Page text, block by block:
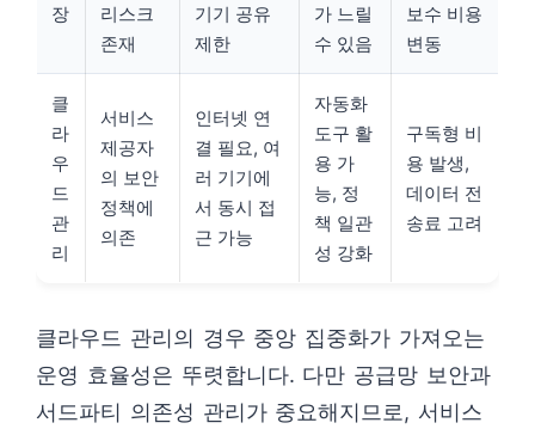
장
리스크
존재
기기 공유
제한
가 느릴
수 있음
보수 비용
변동
클
라
우
드
관
리
서비스
제공자
의 보안
정책에
의존
인터넷 연
결 필요, 여
러 기기에
서 동시 접
근 가능
자동화
도구 활
용 가
능, 정
책 일관
성 강화
구독형 비
용 발생,
데이터 전
송료 고려
클라우드 관리의 경우 중앙 집중화가 가져오는
운영 효율성은 뚜렷합니다. 다만 공급망 보안과
서드파티 의존성 관리가 중요해지므로, 서비스